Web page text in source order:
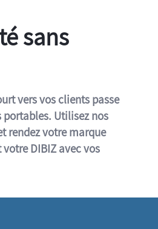
sans
vers vos clients passe
portables. Utilisez nos
rendez votre marque
DIBIZ avec vos